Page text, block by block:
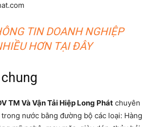
TIN DOANH NGHIỆP
HƠN TẠI ĐÂY
TM Và Vận Tải Hiệp Long Phát chuyên
nước bằng đường bộ các loại: Hàng